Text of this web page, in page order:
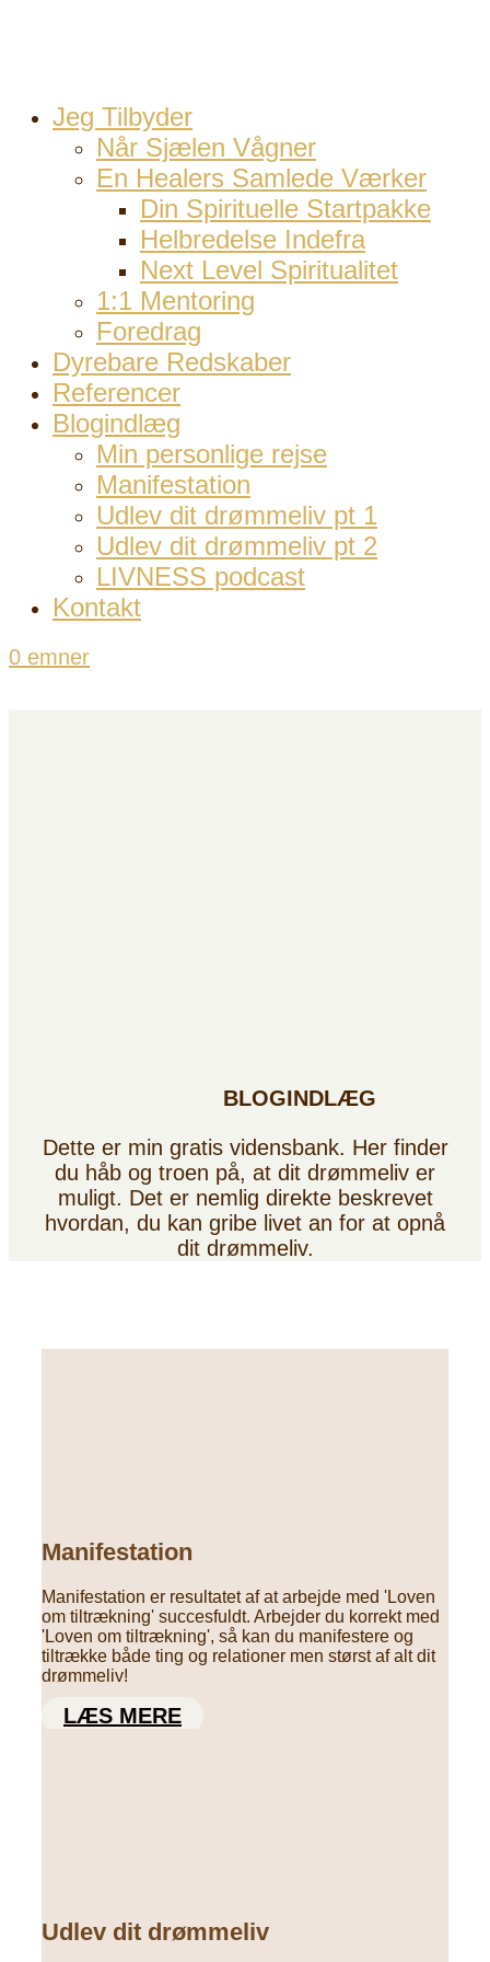
Jeg Tilbyder
Når Sjælen Vågner
En Healers Samlede Værker
Din Spirituelle Startpakke
Helbredelse Indefra
Next Level Spiritualitet
1:1 Mentoring
Foredrag
Dyrebare Redskaber
Referencer
Blogindlæg
Min personlige rejse
Manifestation
Udlev dit drømmeliv pt 1
Udlev dit drømmeliv pt 2
LIVNESS podcast
Kontakt
0 emner
BLOGINDLÆG
Dette er min gratis vidensbank. Her finder
du håb og troen på, at dit drømmeliv er
muligt. Det er nemlig direkte beskrevet
hvordan, du kan gribe livet an for at opnå
dit drømmeliv.
Manifestation
Manifestation er resultatet af at arbejde med 'Loven
om tiltrækning' succesfuldt. Arbejder du korrekt med
'Loven om tiltrækning', så kan du manifestere og
tiltrække både ting og relationer men størst af alt dit
drømmeliv!
LÆS MERE
Udlev dit drømmeliv